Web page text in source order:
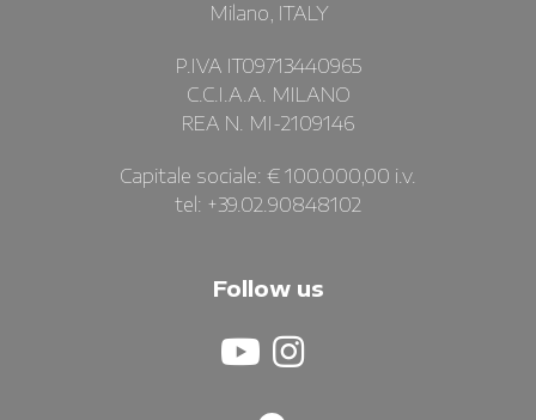
Milano, ITALY
P.IVA IT09713440965
C.C.I.A.A. MILANO
REA N. MI-2109146
Capitale sociale: € 100.000,00 i.v.
tel: +39.02.90848102
Follow us